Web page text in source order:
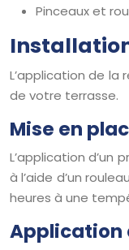
Pinceaux et
L’application de
de votre terrasse.
Mise en
L’application
à l’aide d’un
heures à une
Application